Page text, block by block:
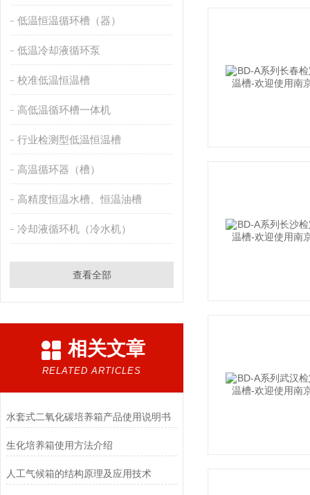
低温恒温循环槽（器）
低温冷却液循环泵
校准低温恒温槽
高低温循环槽一体机
行业检测型低温恒温槽
高温循环器（槽）
高精度恒温水槽、恒温油槽
冷却液循环机（冷水机）
查看全部
相关文章
RELATED ARTICLES
水套式二氧化碳培养箱产品使用说明书
生化培养箱使用方法介绍
人工气候箱的结构原理及应用技术